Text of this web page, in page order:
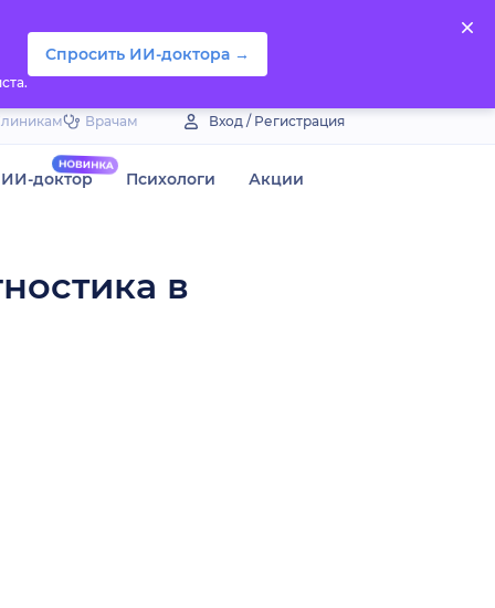
Спросить ИИ-доктора →
Врачам Вход / Регистрация
ИИ-доктор Психологи Акции
в